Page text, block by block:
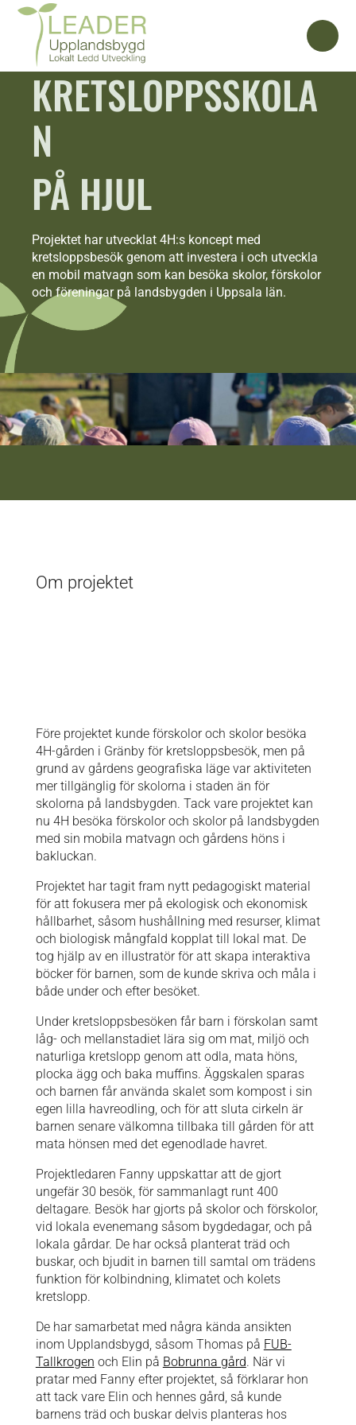
KRETSLOPPSSKOLA
N
PÅ HJUL
Projektet har utvecklat 4H:s koncept med
kretsloppsbesök genom att investera i och utveckla
en mobil matvagn som kan besöka skolor, förskolor
och föreningar på landsbygden i Uppsala län.
Om projektet
Före projektet kunde förskolor och skolor besöka
4H-gården i Gränby för kretsloppsbesök, men på
grund av gårdens geografiska läge var aktiviteten
mer tillgänglig för skolorna i staden än för
skolorna på landsbygden. Tack vare projektet kan
nu 4H besöka förskolor och skolor på landsbygden
med sin mobila matvagn och gårdens höns i
bakluckan.
Projektet har tagit fram nytt pedagogiskt material
för att fokusera mer på ekologisk och ekonomisk
hållbarhet, såsom hushållning med resurser, klimat
och biologisk mångfald kopplat till lokal mat. De
tog hjälp av en illustratör för att skapa interaktiva
böcker för barnen, som de kunde skriva och måla i
både under och efter besöket.
Under kretsloppsbesöken får barn i förskolan samt
låg- och mellanstadiet lära sig om mat, miljö och
naturliga kretslopp genom att odla, mata höns,
plocka ägg och baka muffins. Äggskalen sparas
och barnen får använda skalet som kompost i sin
egen lilla havreodling, och för att sluta cirkeln är
barnen senare välkomna tillbaka till gården för att
mata hönsen med det egenodlade havret.
Projektledaren Fanny uppskattar att de gjort
ungefär 30 besök, för sammanlagt runt 400
deltagare. Besök har gjorts på skolor och förskolor,
vid lokala evenemang såsom bygdedagar, och på
lokala gårdar. De har också planterat träd och
buskar, och bjudit in barnen till samtal om trädens
funktion för kolbindning, klimatet och kolets
kretslopp.
De har samarbetat med några kända ansikten
inom Upplandsbygd, såsom Thomas på FUB-
Tallkrogen och Elin på Bobrunna gård. När vi
pratar med Fanny efter projektet, så förklarar hon
att tack vare Elin och hennes gård, så kunde
barnens träd och buskar delvis planteras hos